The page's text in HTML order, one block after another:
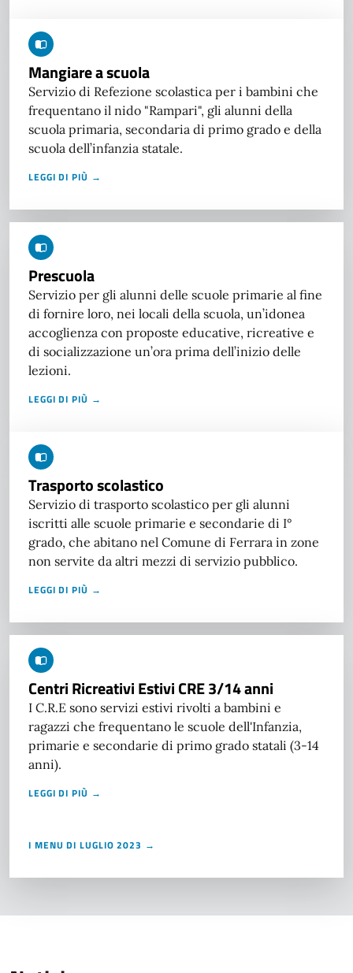
Mangiare a scuola
Servizio di Refezione scolastica per i bambini che
frequentano il nido "Rampari", gli alunni della
scuola primaria, secondaria di primo grado e della
scuola dell’infanzia statale.
LEGGI DI PIÙ →
Prescuola
Servizio per gli alunni delle scuole primarie al fine
di fornire loro, nei locali della scuola, un’idonea
accoglienza con proposte educative, ricreative e
di socializzazione un’ora prima dell’inizio delle
lezioni.
LEGGI DI PIÙ →
Trasporto scolastico
Servizio di trasporto scolastico per gli alunni
iscritti alle scuole primarie e secondarie di I°
grado, che abitano nel Comune di Ferrara in zone
non servite da altri mezzi di servizio pubblico.
LEGGI DI PIÙ →
Centri Ricreativi Estivi CRE 3/14 anni
I C.R.E sono servizi estivi rivolti a bambini e
ragazzi che frequentano le scuole dell'Infanzia,
primarie e secondarie di primo grado statali (3-14
anni).
LEGGI DI PIÙ →
I MENU DI LUGLIO 2023 →